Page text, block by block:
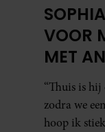
VOOR
MET
“Thuis is
zodra we
hoop ik